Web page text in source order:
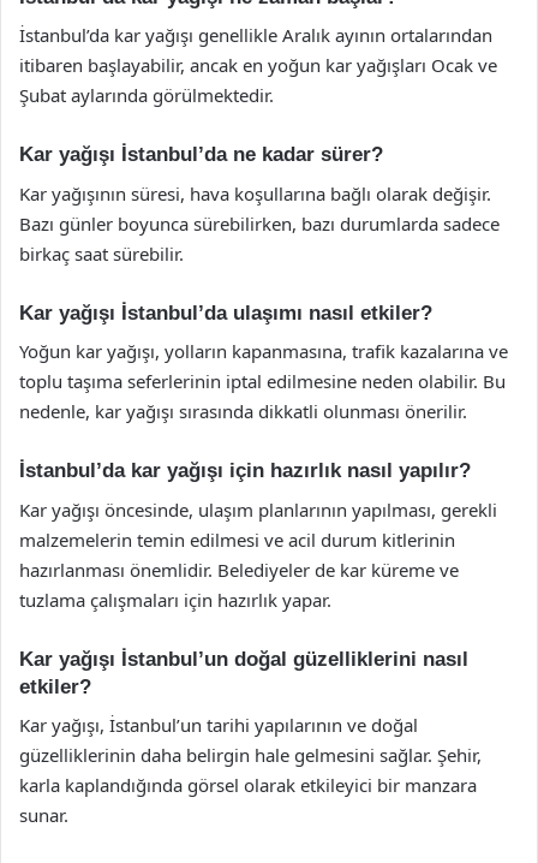
İstanbul’da kar yağışı genellikle Aralık ayının ortalarından
itibaren başlayabilir, ancak en yoğun kar yağışları Ocak ve
Şubat aylarında görülmektedir.
Kar yağışı İstanbul’da ne kadar sürer?
Kar yağışının süresi, hava koşullarına bağlı olarak değişir.
Bazı günler boyunca sürebilirken, bazı durumlarda sadece
birkaç saat sürebilir.
Kar yağışı İstanbul’da ulaşımı nasıl etkiler?
Yoğun kar yağışı, yolların kapanmasına, trafik kazalarına ve
toplu taşıma seferlerinin iptal edilmesine neden olabilir. Bu
nedenle, kar yağışı sırasında dikkatli olunması önerilir.
İstanbul’da kar yağışı için hazırlık nasıl yapılır?
Kar yağışı öncesinde, ulaşım planlarının yapılması, gerekli
malzemelerin temin edilmesi ve acil durum kitlerinin
hazırlanması önemlidir. Belediyeler de kar küreme ve
tuzlama çalışmaları için hazırlık yapar.
Kar yağışı İstanbul’un doğal güzelliklerini nasıl
etkiler?
Kar yağışı, İstanbul’un tarihi yapılarının ve doğal
güzelliklerinin daha belirgin hale gelmesini sağlar. Şehir,
karla kaplandığında görsel olarak etkileyici bir manzara
sunar.